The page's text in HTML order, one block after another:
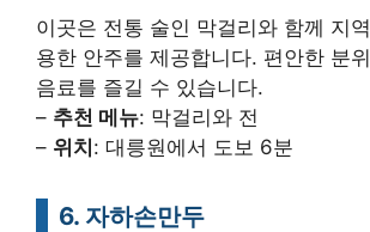
이곳은 전통 술인 막걸리와 함께 지
용한 안주를 제공합니다. 편안한 분
음료를 즐길 수 있습니다.
– 추천 메뉴: 막걸리와 전
– 위치 : 대릉원에서 도보 6분
6. 자하손만두